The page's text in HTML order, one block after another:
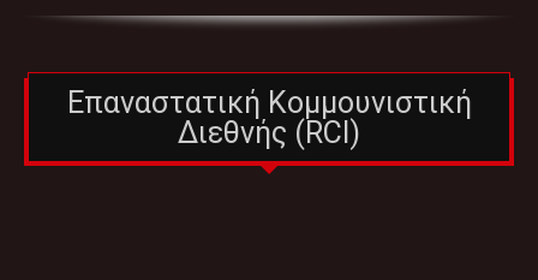
Επαναστατική Κομμουνιστική
Διεθνής (RCI)